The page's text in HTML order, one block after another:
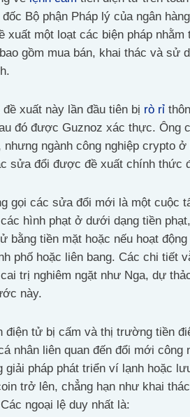
Bộ phận Pháp lý của ngân
xuất một loạt các biện pháp
gồm mua bán, khai thác và sử
xuất này lần đầu tiên bị rò rỉ
đó được Guznoz xác thực. Ông
ngành công nghiệp crypto
sửa đổi được đề xuất chính thức
gọi các sửa đổi mới là một cuộc
hình phạt ở dưới dạng tiền
bằng tiền mặt hoặc nếu hoạt
phố hoặc liên bang. Các chi
trị nghiêm ngặt như Nga, dự
này.
điện tử bị cấm và thị trường tiền
nhân liên quan đến đổi mới
giải pháp phát triển ví lạnh hoặc
trở lên, chẳng hạn như khai
ngoại lệ duy nhất là: